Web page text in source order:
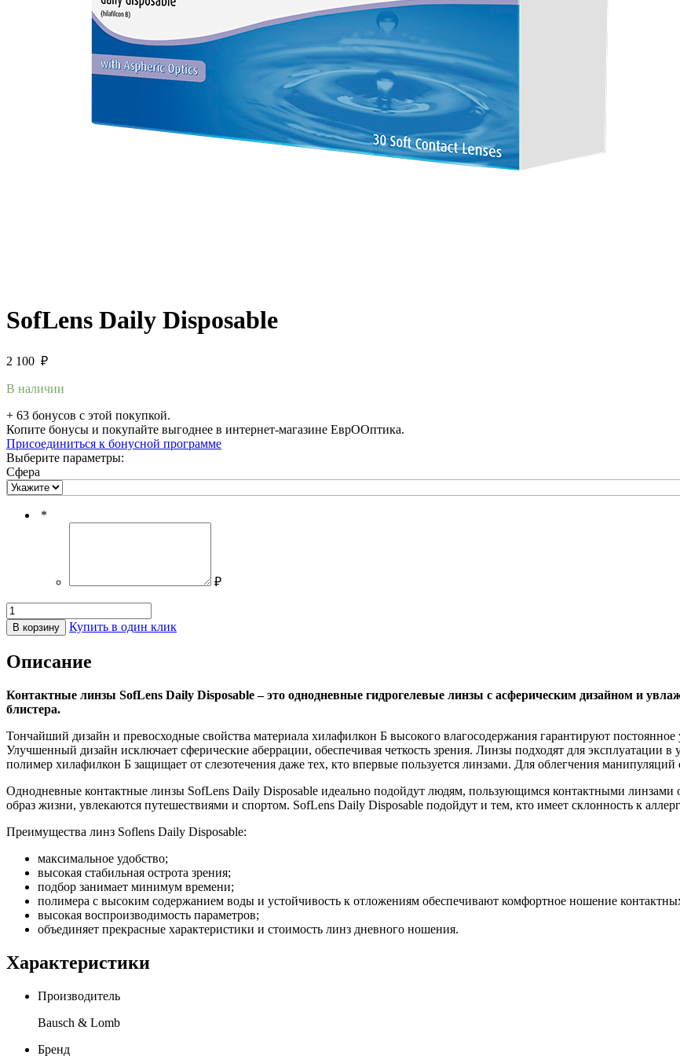
SofLens Daily Disposable
2 100 ₽
В наличии
+ 63 бонусов с этой покупкой.
Копите бонусы и покупайте выгоднее в интернет-магазине ЕврООптика.
Присоединиться к бонусной программе
Выберите параметры:
Сфера
*
₽
В корзину Купить в один клик
Описание
Контактные линзы SofLens Daily Disposable – это однодневные гидрогелевые линзы с асферическим дизайном и
блистера.
Тончайший дизайн и превосходные свойства материала хилафилкон Б высокого влагосодержания гарантируют
Улучшенный дизайн исключает сферические аберрации, обеспечивая четкость зрения. Линзы подходят для эксплуатации
полимер хилафилкон Б защищает от слезотечения даже тех, кто впервые пользуется линзами. Для облегчения манипуляций
Однодневные контактные линзы SofLens Daily Disposable идеально подойдут людям, пользующимся контактными линзами
образ жизни, увлекаются путешествиями и спортом. SofLens Daily Disposable подойдут и тем, кто имеет склонность к
Преимущества линз Soflens Daily Disposable:
максимальное удобство;
высокая стабильная острота зрения;
подбор занимает минимум времени;
полимера с высоким содержанием воды и устойчивость к отложениям обеспечивают комфортное ношение
высокая воспроизводимость параметров;
объединяет прекрасные характеристики и стоимость линз дневного ношения.
Характеристики
Производитель
Bausch & Lomb
Бренд